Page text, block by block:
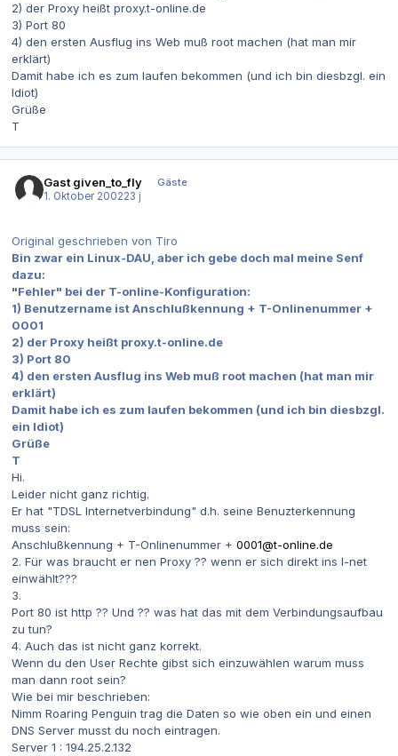
2) der Proxy heißt proxy.t-online.de
3) Port 80
4) den ersten Ausflug ins Web muß root machen (hat man mir
erklärt)
Damit habe ich es zum laufen bekommen (und ich bin diesbzgl. ein
Idiot)
Grüße
T
Gast given_to_fly
Gäste
1. Oktober 200223 j
Original geschrieben von Tiro
Bin zwar ein Linux-DAU, aber ich gebe doch mal meine Senf
dazu:
"Fehler" bei der T-online-Konfiguration:
1) Benutzername ist Anschlußkennung + T-Onlinenummer +
0001
2) der Proxy heißt proxy.t-online.de
3) Port 80
4) den ersten Ausflug ins Web muß root machen (hat man mir
erklärt)
Damit habe ich es zum laufen bekommen (und ich bin diesbzgl.
ein Idiot)
Grüße
T
Hi.
Leider nicht ganz richtig.
Er hat "TDSL Internetverbindung" d.h. seine Benuzterkennung
muss sein:
Anschlußkennung + T-Onlinenummer + 0001@t-online.de
2. Für was braucht er nen Proxy ?? wenn er sich direkt ins I-net
einwählt???
3.
Port 80 ist http ?? Und ?? was hat das mit dem Verbindungsaufbau
zu tun?
4. Auch das ist nicht ganz korrekt.
Wenn du den User Rechte gibst sich einzuwählen warum muss
man dann root sein?
Wie bei mir beschrieben:
Nimm Roaring Penguin trag die Daten so wie oben ein und einen
DNS Server musst du noch eintragen.
Server 1 : 194.25.2.132